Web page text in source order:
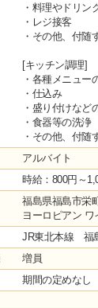
・料理やドリン
・レジ接客
・その他、付随
[キッチン調理]
・各種メニュー
・仕込み
・盛り付けなど
・食器等の洗浄
・その他、付随
アルバイト
時給：800円～
福島県福島市栄
ヨーロピアン
JR東北本線 福
増員
期間の定めなし